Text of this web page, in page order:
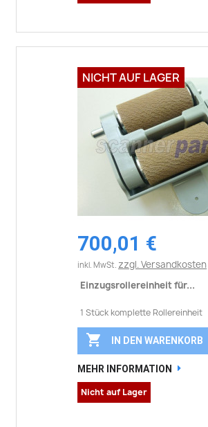
700,01 €
inkl. MwSt. zzgl. Versandkosten
Einzugsrollereinheit für...
1 Stück komplette Rollereinheit
 IN DEN WARENKORB
MEHR INFORMATION
Nicht auf Lager
NICHT AUF LAGER